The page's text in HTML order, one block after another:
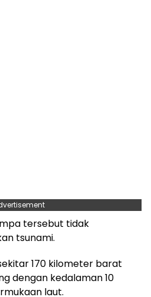
tersebut tidak
tsunami.
170 kilometer barat
dengan kedalaman 10
laut.